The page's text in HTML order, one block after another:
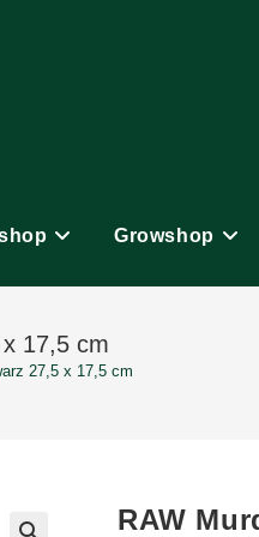
Growshop
17,5 cm
27,5 x 17,5 cm
RAW